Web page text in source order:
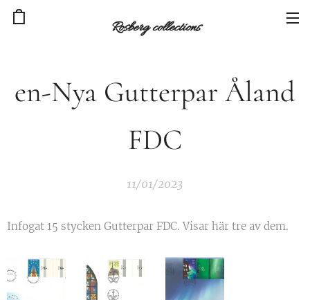
Rosberg collections
en-Nya Gutterpar Åland
FDC
11/01/2023
Infogat 15 stycken Gutterpar FDC. Visar här tre av dem.